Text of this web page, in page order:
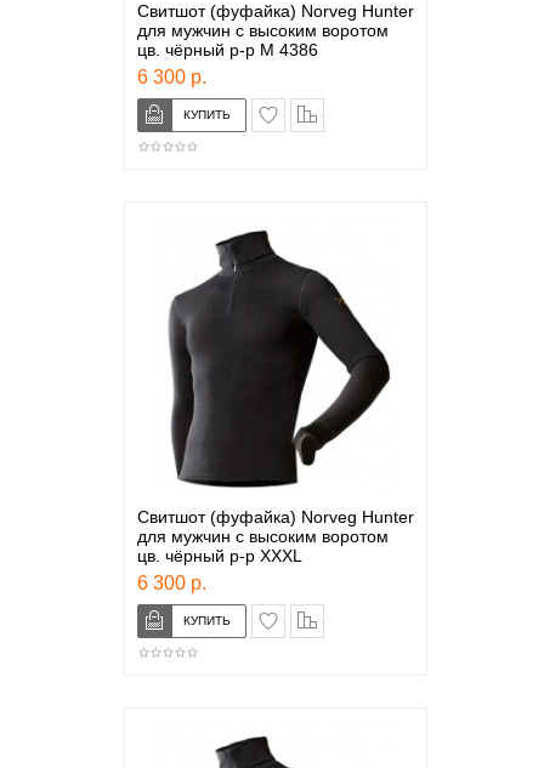
Свитшот (фуфайка) Norveg Hunter
для мужчин с высоким воротом
цв. чёрный р-р М 4386
6 300 р.
в закладки
Свитшот (фуфайка) Norveg Hunter
для мужчин с высоким воротом
цв. чёрный р-р XXXL
6 300 р.
в закладки